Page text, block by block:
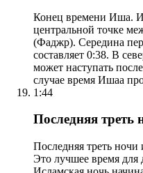
Конец времени Иша.
центральной точке
(Фаджр). Середина
составляет 0:38. В
может наступать
случае время Ишаа
1:44
Последняя треть
Последняя треть ночи
Это лучшее время